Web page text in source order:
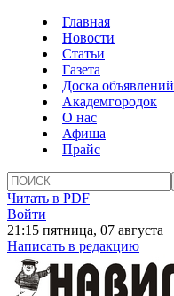
Главная
Новости
Статьи
Газета
Доска объявлений
Академгородок
О нас
Афиша
Прайс
Читать в PDF
Войти
21:15 пятница, 07 августа
Написать в редакцию